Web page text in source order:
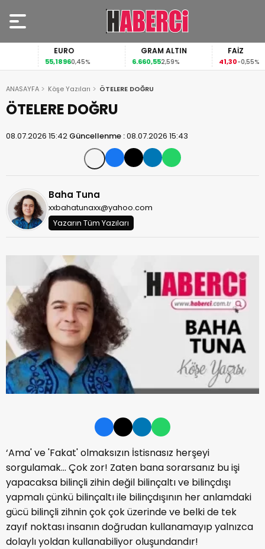
EURO
55,18960,45%
GRAM ALTIN
6.660,552,59%
FAİZ
41,30-0,55%
ANASAYFA Köşe Yazıları ÖTELERE DOĞRU
ÖTELERE DOĞRU
08.07.2026 15:42 Güncellenme :08.07.2026 15:43
Baha Tuna
xxbahatunaxx@yahoo.com
Yazarın Tüm Yazıları
‘Ama' ve 'Fakat' olmaksızın İstisnasız herşeyi
sorgulamak... Çok zor! Zaten bana sorarsanız bu işi
yapacaksa bilinçli zihin değil bilinçaltı ve bilinçdışı
yapmalı çünkü bilinçaltı ile bilinçdışının her anlamdaki
gücü bilinçli zihnin çok çok üzerinde ve belki de tek
zayıf noktası insanın doğrudan kullanamayıp yalnızca
dolaylı yoldan kullanabiliyor oluşundandır!